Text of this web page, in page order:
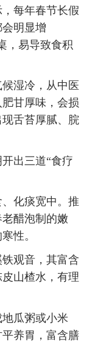
每年春节长假
明显增
，易导致食积
湿冷，从中医
甘厚味，会损
舌苔厚腻、脘
出三道“食疗
化痰宽中。推
醋泡制的嫩
性。
观音，其富含
山楂水，有理
瓜粥或小米
养胃，富含膳